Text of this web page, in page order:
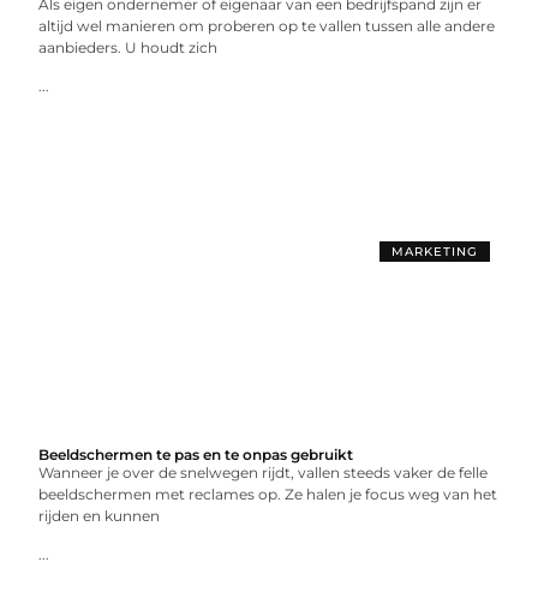
Als eigen ondernemer of eigenaar van een bedrijfspand zijn er
altijd wel manieren om proberen op te vallen tussen alle andere
aanbieders. U houdt zich
...
MARKETING
Beeldschermen te pas en te onpas gebruikt
Wanneer je over de snelwegen rijdt, vallen steeds vaker de felle
beeldschermen met reclames op. Ze halen je focus weg van het
rijden en kunnen
...